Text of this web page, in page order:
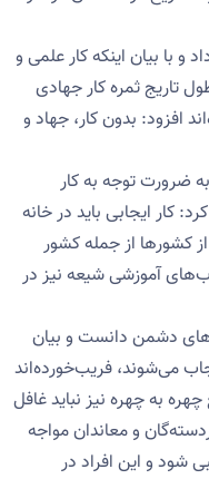
و با بیان اینکه کار علمی و
تاریج ثمره کار جهادی
افزود: بدون کار، جهاد و
به ضرورت توجه به کار
کار ایجابی باید در خانه
کشورها از جمله کشور
آموزشی شیعه نیز در
دشمن دانست و بیان
می‌شوند، فریب‌خورده‌اند
به چهره نیز نباید غافل
سلبی هم با ۲ گروه سردسته‌گان و معاندان مواجه
شود و این افراد در